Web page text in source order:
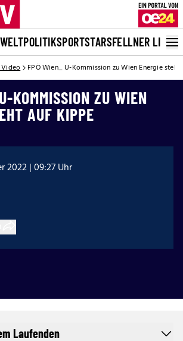
WELTPOLITIKSPORTSTARSFELLNER LIVE
FPÖ Wien_ U-Kommission zu Wien Energie
KOMMISSION ZU WIEN
AUF KIPPE
2022 | 09:27 Uhr
Laufenden